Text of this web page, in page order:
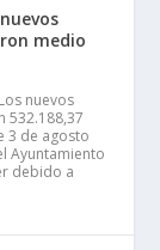
medio
nuevos
532.188,37
3 de agosto
Ayuntamiento
debido a